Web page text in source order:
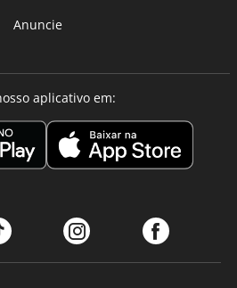
Anuncie
aplicativo em: